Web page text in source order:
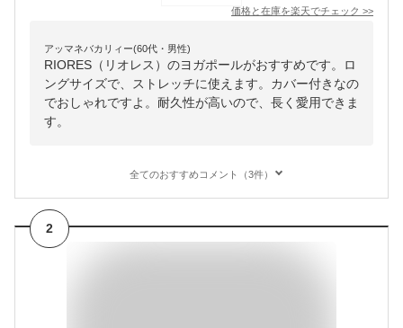
価格と在庫を楽天でチェック >>
アッマネバカリィー(60代・男性)
RIORES（リオレス）のヨガポールがおすすめです。ロ
ングサイズで、ストレッチに使えます。カバー付きなの
でおしゃれですよ。耐久性が高いので、長く愛用できま
す。
全てのおすすめコメント（3件）
2